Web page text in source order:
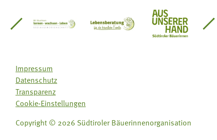
Südtirol
Gärtnervereinigung
Sozialgenossenschaft Mit Bäuerinnen lernen -
Lebensberatung für dieAus unserer
Impressum
Datenschutz
Transparenz
Cookie-Einstellungen
Copyright © 2026 Südtiroler Bäuerinnenorganisation